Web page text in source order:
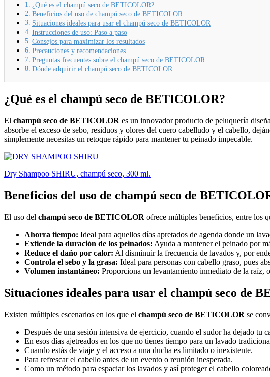
¿Qué es el champú seco de BETICOLOR?
Beneficios del uso de champú seco de BETICOLOR
Situaciones ideales para usar el champú seco de BETICOLOR
Instrucciones de uso: Paso a paso
Consejos para maximizar los resultados
Precauciones y recomendaciones
Preguntas frecuentes sobre el champú seco de BETICOLOR
Dónde adquirir el champú seco de BETICOLOR
¿Qué es el champú seco de BETICOLOR?
El champú seco de BETICOLOR es un innovador producto de peluquería
absorbe el exceso de sebo, residuos y olores del cuero cabelludo y el cabello,
simplemente necesitas un retoque rápido para mantener tu peinado impecable.
Dry Shampoo SHIRU, champú seco, 300 ml.
Beneficios del uso de champú seco de
El uso del champú seco de BETICOLOR ofrece múltiples beneficios, entre los
Ahorra tiempo: Ideal para aquellos días apretados de agenda donde un
Extiende la duración de los peinados: Ayuda a mantener el peinado por
Reduce el daño por calor: Al disminuir la frecuencia de lavados y, por
Controla el sebo y la grasa: Ideal para personas con cabello graso, pues
Volumen instantáneo: Proporciona un levantamiento inmediato de la raíz,
Situaciones ideales para usar el champú seco de
Existen múltiples escenarios en los que el champú seco de BETICOLOR se
Después de una sesión intensiva de ejercicio, cuando el sudor ha dejado tu
En esos días ajetreados en los que no tienes tiempo para un lavado
Cuando estás de viaje y el acceso a una ducha es limitado o inexistente.
Para refrescar el cabello antes de un evento o reunión inesperada.
Como un método para espaciar los lavados y así proteger el cabello